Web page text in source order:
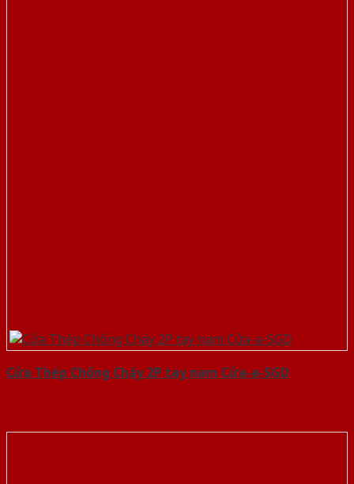
Cửa Thép Chống Cháy 2P tay nam Cửa-a-SGD